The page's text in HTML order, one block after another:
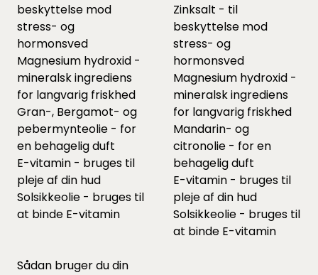
beskyttelse mod
stress- og
hormonsved
Magnesium hydroxid -
mineralsk ingrediens
for langvarig friskhed
Gran-, Bergamot- og
pebermynteolie - for
en behagelig duft
E-vitamin - bruges til
pleje af din hud
Solsikkeolie - bruges til
at binde E-vitamin
Sådan bruger du din
Zinksalt - til
beskyttelse mod
stress- og
hormonsved
Magnesium hydroxid -
mineralsk ingrediens
for langvarig friskhed
Mandarin- og
citronolie - for en
behagelig duft
E-vitamin - bruges til
pleje af din hud
Solsikkeolie - bruges til
at binde E-vitamin